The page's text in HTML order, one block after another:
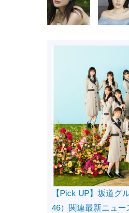
【Pick UP】坂道グ
46）関連最新ニュー